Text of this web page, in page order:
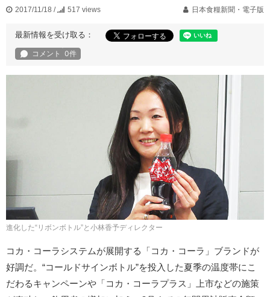
2017/11/18 / 517 views 日本食糧新聞・電子版
最新情報を受け取る：
進化した“リボンボトル”と小林香予ディレクター
コカ・コーラシステムが展開する「コカ・コーラ」ブランドが
好調だ。“コールドサインボトル”を投入した夏季の温度帯にこ
だわるキャンペーンや「コカ・コーラプラス」上市などの施策